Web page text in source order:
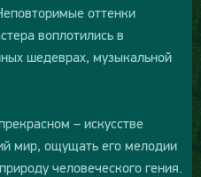
оттенки
воплотились в
шедеврах, музыкальной
– искусстве
мир, ощущать его мелодии
человеческого гения.